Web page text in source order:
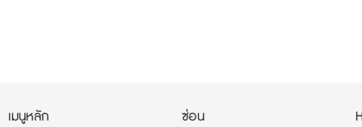
เมนูหลัก ซ่อน